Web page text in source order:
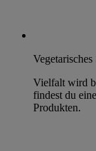
Vielfalt wird
findest du
Produkten.